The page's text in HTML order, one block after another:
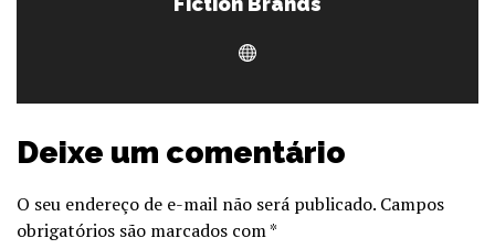
Deixe um comentário
O seu endereço de e-mail não será publicado. Campos
obrigatórios são marcados com*